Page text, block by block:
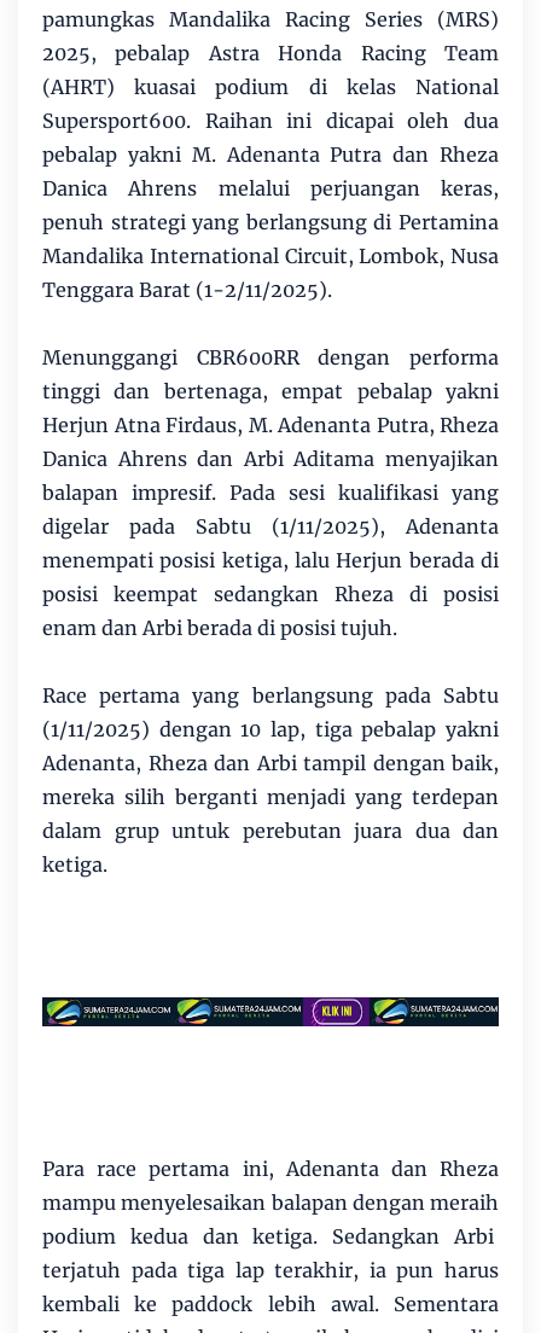
pamungkas Mandalika Racing Series (MRS)
2025, pebalap Astra Honda Racing Team
(AHRT) kuasai podium di kelas National
Supersport600. Raihan ini dicapai oleh dua
pebalap yakni M. Adenanta Putra dan Rheza
Danica Ahrens melalui perjuangan keras,
penuh strategi yang berlangsung di Pertamina
Mandalika International Circuit, Lombok, Nusa
Tenggara Barat (1-2/11/2025).
Menunggangi CBR600RR dengan performa
tinggi dan bertenaga, empat pebalap yakni
Herjun Atna Firdaus, M. Adenanta Putra, Rheza
Danica Ahrens dan Arbi Aditama menyajikan
balapan impresif. Pada sesi kualifikasi yang
digelar pada Sabtu (1/11/2025), Adenanta
menempati posisi ketiga, lalu Herjun berada di
posisi keempat sedangkan Rheza di posisi
enam dan Arbi berada di posisi tujuh.
Race pertama yang berlangsung pada Sabtu
(1/11/2025) dengan 10 lap, tiga pebalap yakni
Adenanta, Rheza dan Arbi tampil dengan baik,
mereka silih berganti menjadi yang terdepan
dalam grup untuk perebutan juara dua dan
ketiga.
Para race pertama ini, Adenanta dan Rheza
mampu menyelesaikan balapan dengan meraih
podium kedua dan ketiga. Sedangkan Arbi
terjatuh pada tiga lap terakhir, ia pun harus
kembali ke paddock lebih awal. Sementara